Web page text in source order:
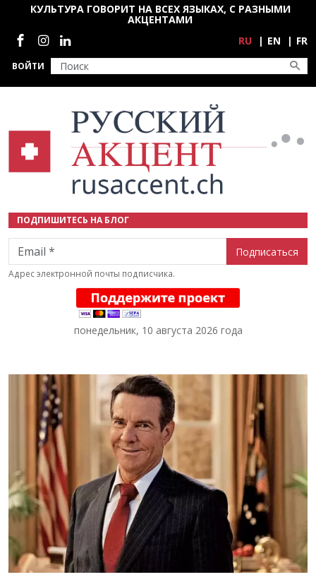
Перейти к основному содержанию
ВОЙТИ
КУЛЬТУРА ГОВОРИТ НА ВСЕХ ЯЗЫКАХ, С РАЗНЫМИ
АКЦЕНТАМИ
Социальные сети
RU EN FR
ПОДПИШИТЕСЬ НА БЛОГ
Email
Адрес электронной почты подписчика.
понедельник, 10 августа 2026 года